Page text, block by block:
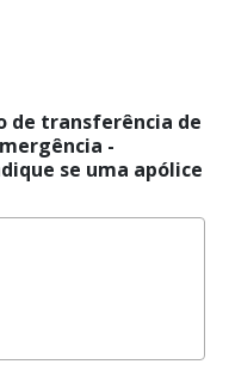
de transferência de
-
se uma apólice